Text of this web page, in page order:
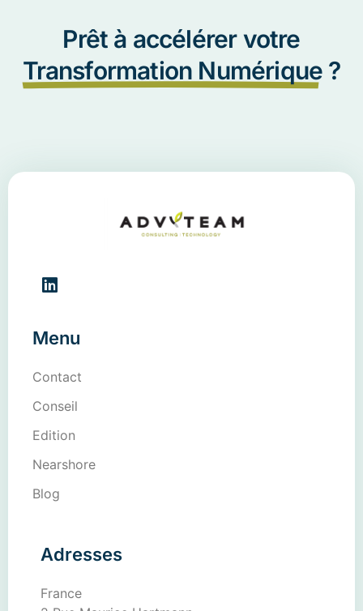
Prêt à accélérer votre
Transformation Numérique ?
Menu
Contact
Conseil
Edition
Nearshore
Blog
Adresses
France